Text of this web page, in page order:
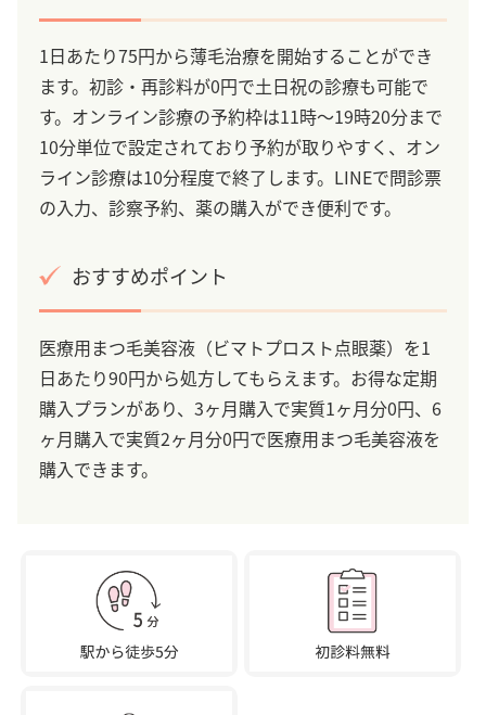
1日あたり75円から薄毛治療を開始することができ
ます。初診・再診料が0円で土日祝の診療も可能で
す。オンライン診療の予約枠は11時～19時20分まで
10分単位で設定されており予約が取りやすく、オン
ライン診療は10分程度で終了します。LINEで問診票
の入力、診察予約、薬の購入ができ便利です。
おすすめポイント
医療用まつ毛美容液（ビマトプロスト点眼薬）を1
日あたり90円から処方してもらえます。お得な定期
購入プランがあり、3ヶ月購入で実質1ヶ月分0円、6
ヶ月購入で実質2ヶ月分0円で医療用まつ毛美容液を
購入できます。